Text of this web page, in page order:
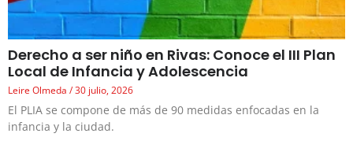
Derecho a ser niño en Rivas: Conoce el III Plan
Local de Infancia y Adolescencia
Leire Olmeda 30 julio, 2026
El PLIA se compone de más de 90 medidas enfocadas en la
infancia y la ciudad.